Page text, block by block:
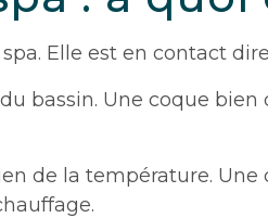
Elle est en contact
bassin. Une coque
de la température.